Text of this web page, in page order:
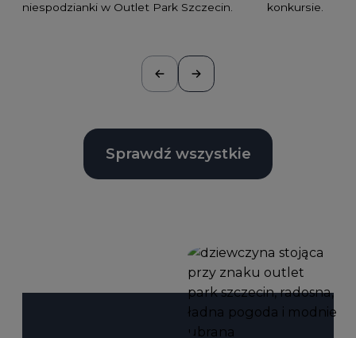
niespodzianki w Outlet Park Szczecin.
konkursie.
Sprawdź wszystkie